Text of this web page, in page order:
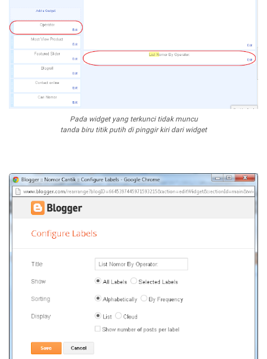
Pada widget yang terkunci tidak muncu
tanda biru titik putih di pinggir kiri dari widget